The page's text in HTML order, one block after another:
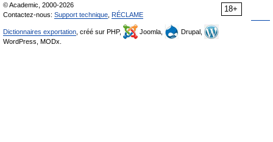
18+
© Academic, 2000-2026
Contactez-nous: Support technique RÉCLAME
Dictionnaires exportation , créé sur PHP, Joomla,
Drupal,
WordPress, MODx.